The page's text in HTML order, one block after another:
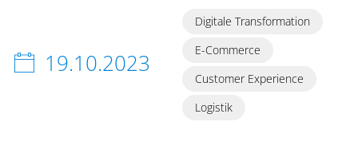
19.10.2023
Digitale Transformation
E-Commerce
Customer Experience
Logistik